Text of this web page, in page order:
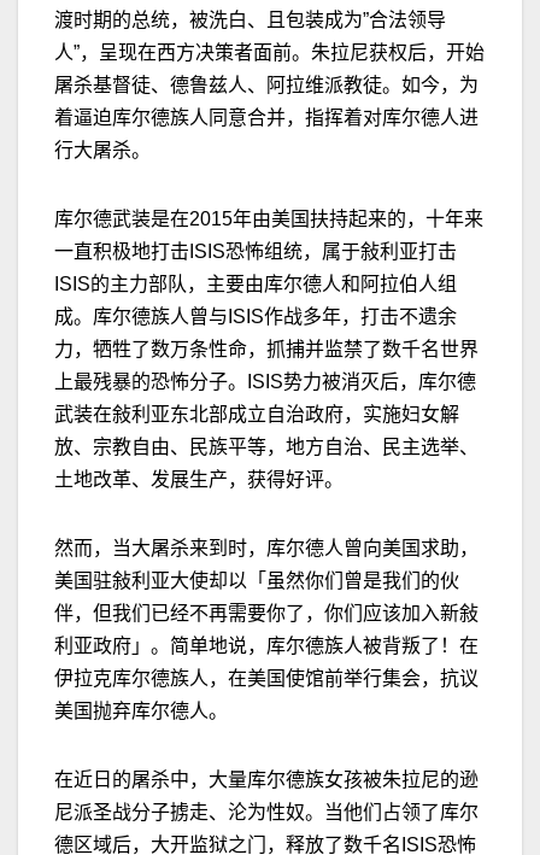
渡时期的总统，被洗白、且包装成为”合法领导
人”，呈现在西方决策者面前。朱拉尼获权后，开始
屠杀基督徒、德鲁兹人、阿拉维派教徒。如今，为
着逼迫库尔德族人同意合并，指挥着对库尔德人进
行大屠杀。
库尔德武装是在2015年由美国扶持起来的，十年来
一直积极地打击 ISIS恐怖组统，属于敍利亚打击
ISIS的主力部队，主要由库尔德人和阿拉伯人组
成。库尔德族人曾与 ISIS作战多年，打击不遗余
力，牺牲了数万条性命，抓捕并监禁了数千名世界
上最残暴的恐怖分子。
ISIS势力被消灭后，库尔德
武装在敍利亚东北部成立自治政府，实施妇女解
放、宗教自由、民族平等，地方自治、民主选举、
土地改革、发展生产，获得好评。
然而，当大屠杀来到时，库尔德人曾向美国求助，
美国驻敍利亚大使却以「虽然你们曾是我们的伙
伴，但我们已经不再需要你了，你们应该加入新敍
利亚政府」。简单地说，库尔德族人被背叛了！在
伊拉克库尔德族人，在美国使馆前举行集会，抗议
美国抛弃库尔德人。
在近日的屠杀中，大量库尔德族女孩被朱拉尼的逊
尼派圣战分子掳走、沦为性奴。当他们占领了库尔
德区域后，大开监狱之门，释放了数千名 ISIS恐怖